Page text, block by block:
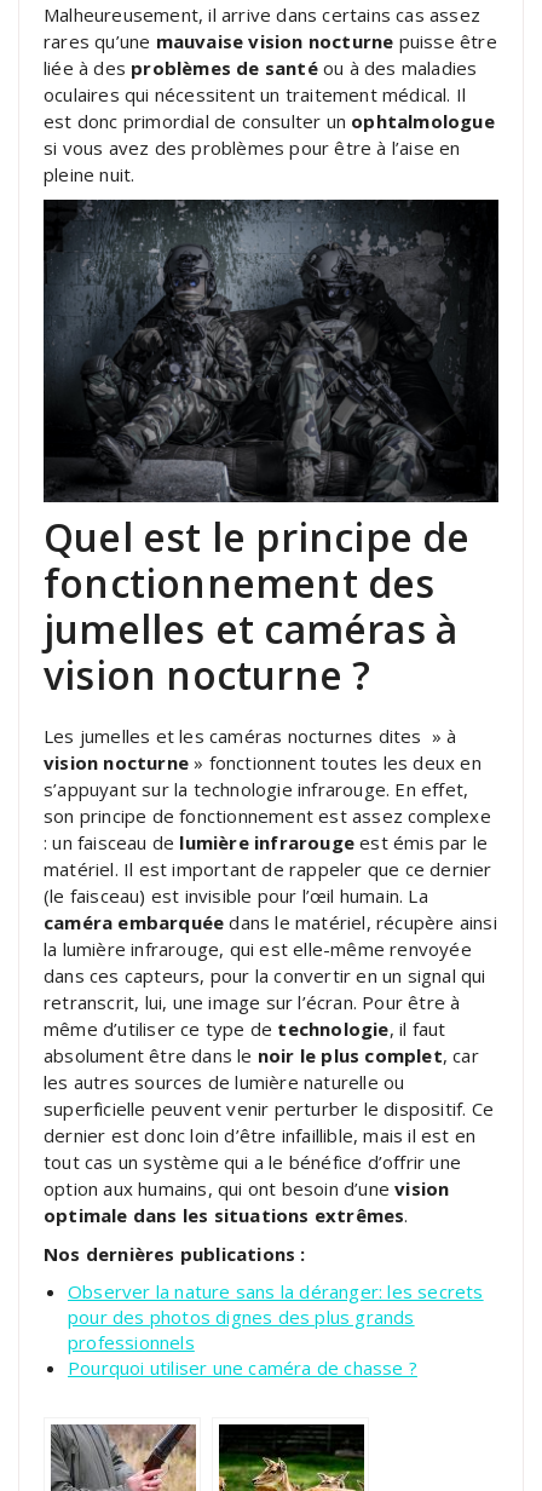
Malheureusement, il arrive dans certains cas assez
rares qu’une mauvaise vision nocturne puisse être
liée à des problèmes de santéou à des maladies
oculaires qui nécessitent un traitement médical. Il
est donc primordial de consulter un ophtalmologue
si vous avez des problèmes pour être à l’aise en
pleine nuit.
Quel est le principe de
fonctionnement des
jumelles et caméras à
vision nocturne ?
Les jumelles et les caméras nocturnes dites » à
vision nocturne » fonctionnent toutes les deux en
s’appuyant sur la technologie infrarouge. En effet,
son principe de fonctionnement est assez complexe
: un faisceau de lumière infrarougeest émis par le
matériel. Il est important de rappeler que ce dernier
(le faisceau) est invisible pour l’œil humain. La
caméra embarquée dans le matériel, récupère ainsi
la lumière infrarouge, qui est elle-même renvoyée
dans ces capteurs, pour la convertir en un signal qui
retranscrit, lui, une image sur l’écran. Pour être à
même d’utiliser ce type de technologie, il faut
absolument être dans le noir le plus complet, car
les autres sources de lumière naturelle ou
superficielle peuvent venir perturber le dispositif. Ce
dernier est donc loin d’être infaillible, mais il est en
tout cas un système qui a le bénéfice d’offrir une
option aux humains, qui ont besoin d’unevision
optimale dans les situations extrêmes.
Nos dernières publications :
Observer la nature sans la déranger: les secrets
pour des photos dignes des plus grands
professionnels
Pourquoi utiliser une caméra de chasse ?